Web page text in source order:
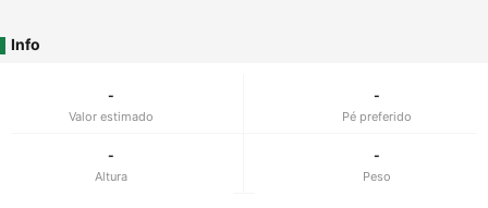
Info
-
Valor estimado
-
Pé preferido
-
Altura
-
Peso